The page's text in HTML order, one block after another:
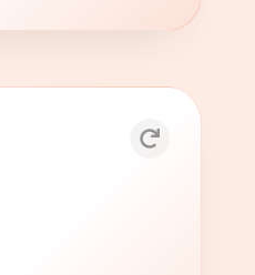
von ViViRA
nach